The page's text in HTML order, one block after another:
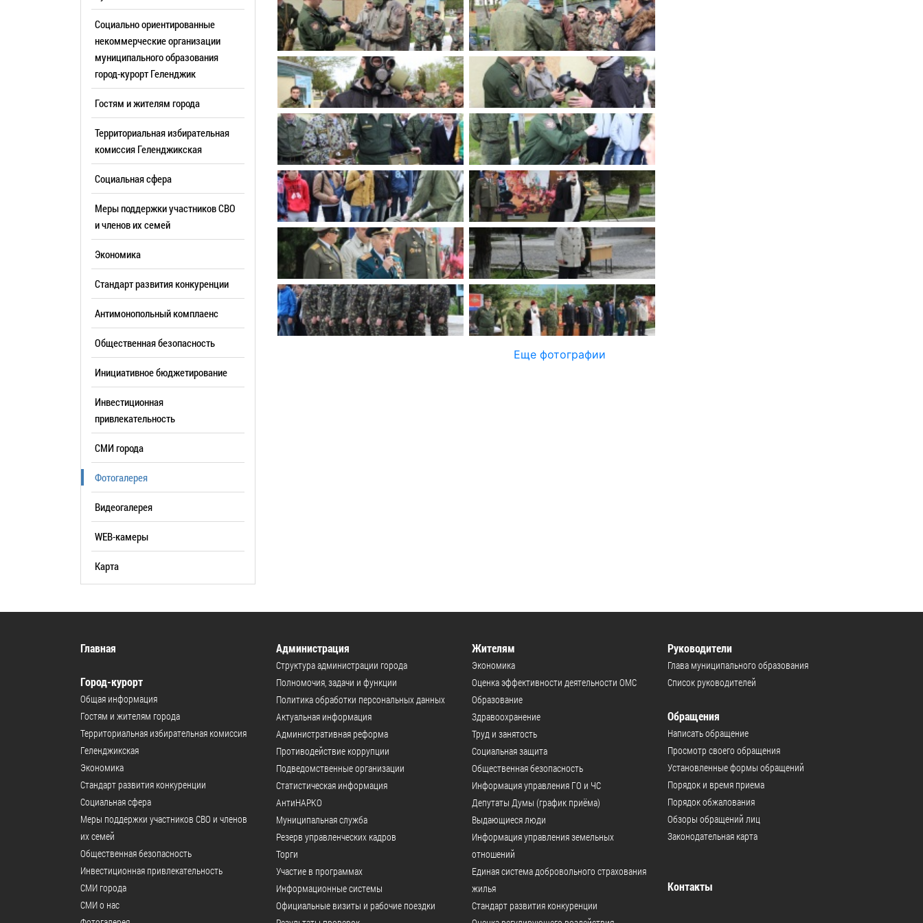
Стандарт развития конкуренции
Антимонопольный комплаенс
Общественная безопасность
Инициативное бюджетирование
Инвестиционная
Видеогалерея
РУКОВОДИТЕЛИ
Список руководителей
Резерв управленческих кадров
Торги
Сведения о нестационарных
объектах (НТО), QR-коды
Имущественная поддержка
субъектов МСП
Участие в программах
Проектная деятельность
Информационные системы
Официальные визиты и рабочие
поездки
Результаты проверок
Профсоюзные организации
имуществе и обязательствах
имущественного характера
План работы и график сессий
ОБРАЩЕНИЯ
Написать обращение
Просмотр своего обращения
Установленные формы
обращений
Порядок и время приема
Порядок обжалования
Обзоры обращений лиц
Законодательная карта
Порядок оказания бесплатной
юридической помощи
Социально ориентированные
некоммерческие организации
муниципального образования
город-курорт Геленджик
Гостям и жителям города
Территориальная избирательная
комиссия Геленджикcкая
Социальная сфера
Меры поддержки участников СВО
и членов их семей
Экономика
Стандарт развития конкуренции
Антимонопольный комплаенс
Общественная безопасность
Инициативное бюджетирование
Инвестиционная
привлекательность
СМИ города
Фотогалерея
Видеогалерея
WEB-камеры
Карта
Еще фотографии
Главная
Город-курорт
Общая информация
Гостям и жителям города
Территориальная избирательная комиссия
Геленджикcкая
Экономика
Стандарт развития конкуренции
Социальная сфера
Меры поддержки участников СВО и членов
их семей
Общественная безопасность
Инвестиционная привлекательность
СМИ города
СМИ о нас
Администрация
Структура администрации города
Полномочия, задачи и функции
Политика обработки персональных данных
Актуальная информация
Административная реформа
Противодействие коррупции
Подведомственные организации
Статистическая информация
АнтиНАРКО
Муниципальная служба
Резерв управленческих кадров
Торги
Участие в программах
Информационные системы
Официальные визиты и рабочие поездки
Жителям
Экономика
Оценка эффективности деятельности ОМС
Образование
Здравоохранение
Труд и занятость
Социальная защита
Общественная безопасность
Информация управления ГО и ЧС
Депутаты Думы (график приёма)
Выдающиеся люди
Информация управления земельных
отношений
Единая система добровольного страхования
жилья
Стандарт развития конкуренции
Руководители
Глава муниципального образования
Список руководителей
Обращения
Написать обращение
Просмотр своего обращения
Установленные формы обращений
Порядок и время приема
Порядок обжалования
Обзоры обращений лиц
Законодательная карта
Контакты